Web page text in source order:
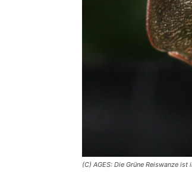
(C) AGES: Die Grüne Reiswanze